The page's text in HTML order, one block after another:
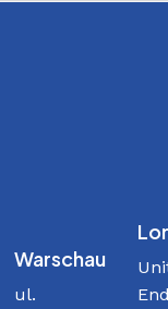
Warschau
ul.